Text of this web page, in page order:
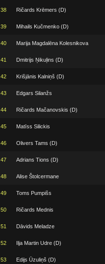
38 Ričards Krēmers (D)
39 Mihails Kučmenko (D)
40 Marija Magdalēna Kolesnikova
41 Dmitrijs Ņikuļins (D)
42 Krišjānis Kalniņš (D)
43 Edgars Silanžs
44 Ričards Mačanovskis (D)
45 Matīss Silickis
46 Olivers Tams (D)
47 Adrians Tions (D)
48 Alise Štolcermane
49 Toms Pumpišs
50 Ričards Mednis
51 Dāvids Meladze
52 Ilja Martin Udre (D)
53 Edijs Ūzuliņš (D)